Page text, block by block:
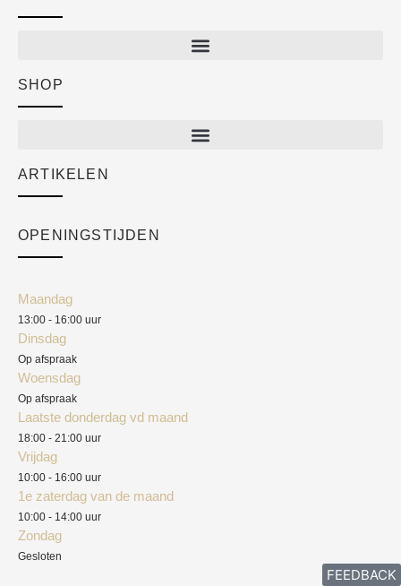
Academy
SHOP
ARTIKELEN
OPENINGSTIJDEN
Maandag
13:00 - 16:00 uur
Dinsdag
Op afspraak
Woensdag
Op afspraak
Laatste donderdag vd maand
18:00 - 21:00 uur
Vrijdag
10:00 - 16:00 uur
1e zaterdag van de maand
10:00 - 14:00 uur
Zondag
Gesloten
FEEDBACK